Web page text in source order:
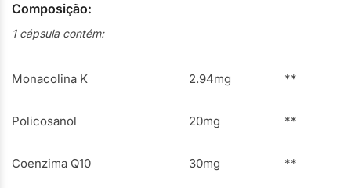
Composição:
1 cápsula contém:
Monacolina K 2.94mg **
Policosanol 20mg **
Coenzima Q10 30mg **